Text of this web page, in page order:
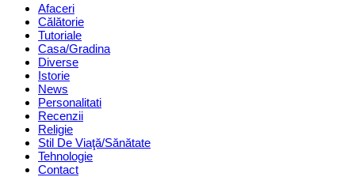
Menu Afaceri
Călătorie
Tutoriale
Casa/Gradina
Diverse
Istorie
News
Personalitati
Recenzii
Religie
Stil De Viaţă/Sănătate
Tehnologie
Contact